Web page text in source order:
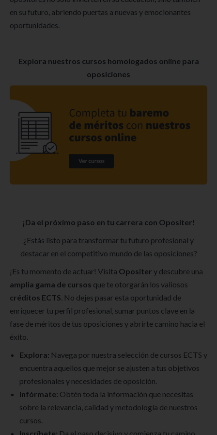
en su futuro, abriendo puertas a nuevas y emocionantes
oportunidades.
Explora nuestros cursos homologados online para
oposiciones
¡Da el próximo paso en tu carrera con Opositer!
¿Estás listo para transformar tu futuro profesional y
destacar en el competitivo mundo de las oposiciones?
¡Es tu momento de actuar! Visita Opositer y descubre una
amplia gama de cursos que te otorgarán los valiosos
créditos ECTS. No dejes pasar esta oportunidad de
enriquecer tu perfil profesional, sumar puntos clave en la
fase de méritos de tus oposiciones y abrirte camino hacia el
éxito.
Explora: Navega por nuestra selección de cursos ECTS y
encuentra aquellos que mejor se ajusten a tus objetivos
profesionales y necesidades de oposición.
Infórmate: Obtén toda la información que necesitas
sobre la relevancia, calidad y metodología de nuestros
cursos.